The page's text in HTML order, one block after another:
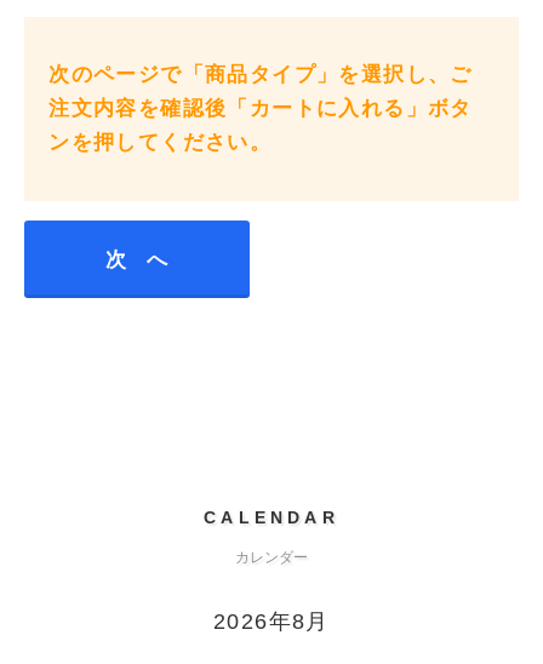
次のページで「商品タイプ」を選択し、ご
注文内容を確認後「カートに入れる」ボタ
ンを押してください。
CALENDAR
カレンダー
2026年8月